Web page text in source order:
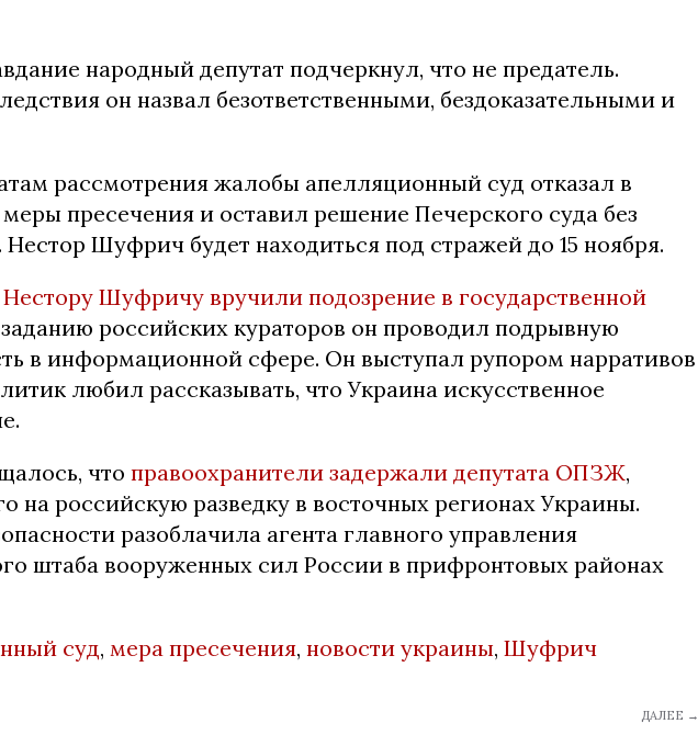
народный депутат подчеркнул, что не предатель.
он назвал безответственными, бездоказательными и
рассмотрения жалобы апелляционный суд отказал в
пресечения и оставил решение Печерского суда без
Шуфрич будет находиться под стражей до 15 ноября.
Нестору Шуфричу вручили подозрение в государственной
российских кураторов он проводил подрывную
в информационной сфере. Он выступал рупором нарративов
любил рассказывать, что Украина искусственное
что правоохранители задержали депутата ОПЗЖ,
на российскую разведку в восточных регионах Украины.
разоблачила агента главного управления
штаба вооруженных сил России в прифронтовых районах
суд, мера пресечения, новости украины, Шуфрич
ДАЛЕЕ →